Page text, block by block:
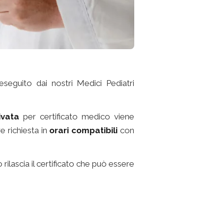
dai nostri Medici Pediatri
per certificato medico viene
richiesta in orari compatibili con
rilascia il certificato che può essere